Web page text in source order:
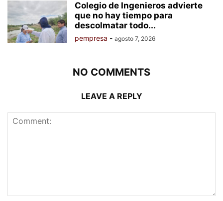
Colegio de Ingenieros advierte
que no hay tiempo para
descolmatar todo...
pempresa - agosto 7, 2026
NO COMMENTS
LEAVE A REPLY